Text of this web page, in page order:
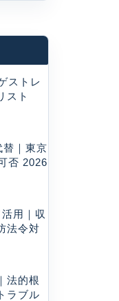
ストレ
スト
｜東京
否 2026
用｜収
法令対
法的根
ラブル